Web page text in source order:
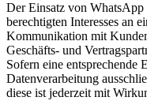
Der Einsatz von
berechtigten Interesses an
Kommunikation mit
Geschäfts- und
Sofern eine
Datenverarbeitung
diese ist jederzeit mit